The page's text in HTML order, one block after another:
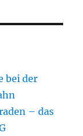
bei der
– das